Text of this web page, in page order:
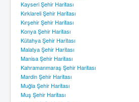
Kayseri Şehir Haritası
Kırklareli Şehir Haritası
Kırşehir Şehir Haritası
Konya Şehir Haritası
Kütahya Şehir Haritası
Malatya Şehir Haritası
Manisa Şehir Haritası
Kahramanmaraş Şehir Haritası
Mardin Şehir Haritası
Muğla Şehir Haritası
Muş Şehir Haritası